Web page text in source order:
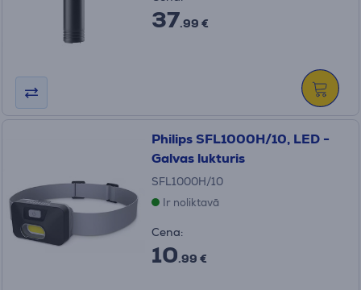
37.99 €
Philips SFL1000H/10, LED -
Galvas lukturis
SFL1000H/10
Ir noliktavā
Cena:
10.99 €